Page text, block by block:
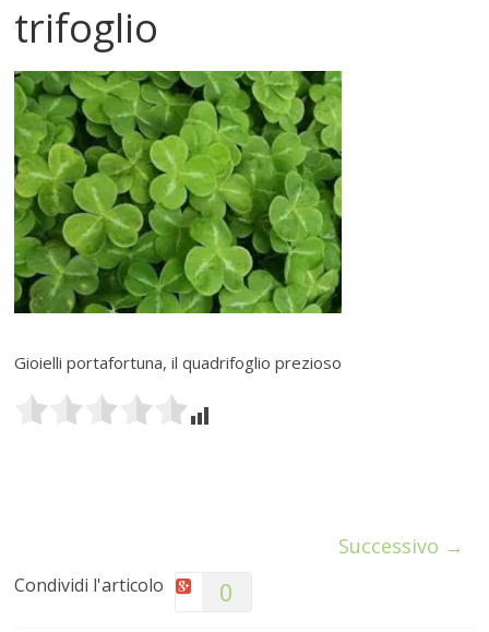
trifoglio
Gioielli portafortuna, il quadrifoglio prezioso
Successivo →
Condividi l'articolo 0